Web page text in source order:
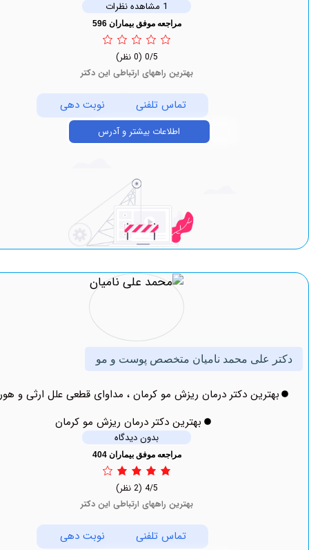
مراجعه موفق بیماران 596
بهترین راههای ارتباطی این دکتر
تماس تلفنی نوبت دهی
اطلاعات بیشتر و آدرس
علی محمد نامیان متخصص پوست و مو
دکتر درمان ریزش مو کرمان ، مداوای قطعی علل ارثی و هورمونی
بهترین دکتر درمان ریزش مو کرمان
بدون دیدگاه
مراجعه موفق بیماران 404
بهترین راههای ارتباطی این دکتر
تماس تلفنی نوبت دهی